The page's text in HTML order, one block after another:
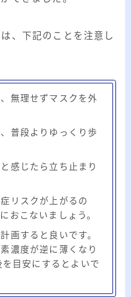
、下記のことを注意し
無理せずマスクを外
普段よりゆっくり歩
感じたら立ち止まり
リスクが上がるの
おこないましょう。
画すると良いです。
濃度が逆に薄くなり
目安にするとよいで